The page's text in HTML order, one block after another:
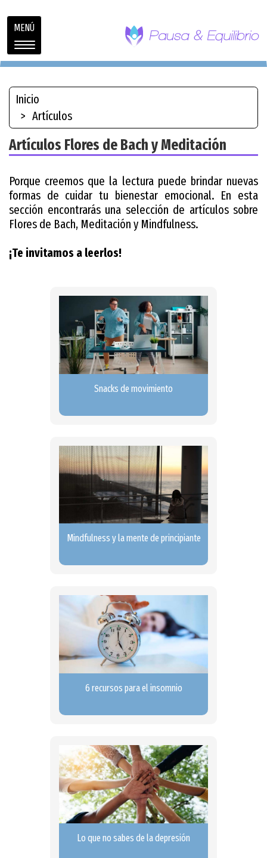
Toggle
navigation
MENÚ
Inicio
Artículos
Artículos Flores de Bach y Meditación
Porque creemos que la lectura puede brindar nuevas
formas de cuidar tu bienestar emocional. En esta
sección encontrarás una selección de artículos sobre
Flores de Bach, Meditación y Mindfulness.
¡Te invitamos a leerlos!
Snacks de movimiento
Mindfulness y la mente de principiante
6 recursos para el insomnio
Lo que no sabes de la depresión